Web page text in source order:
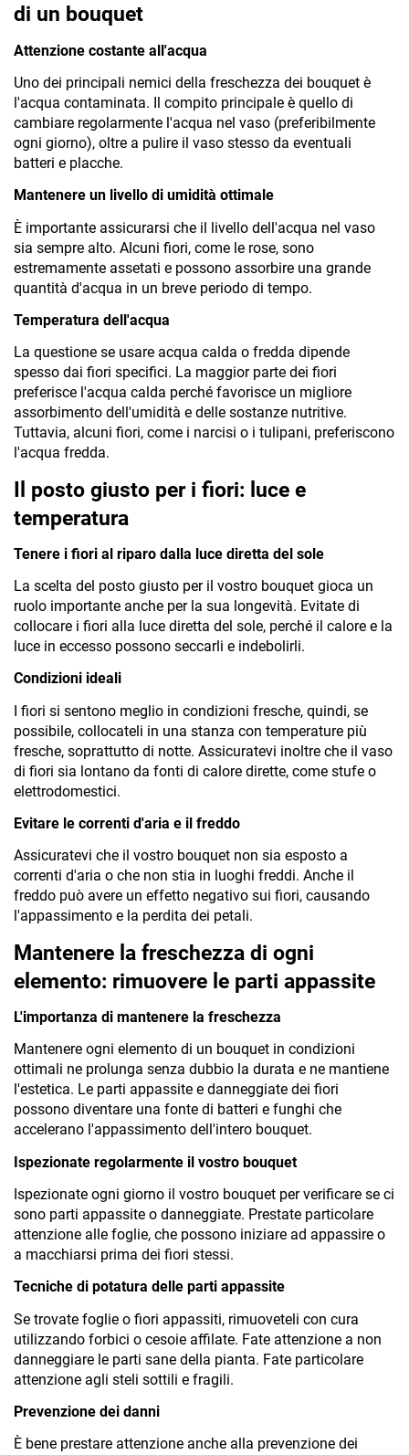
di un bouquet
Attenzione costante all'acqua
Uno dei principali nemici della freschezza dei bouquet è
l'acqua contaminata. Il compito principale è quello di
cambiare regolarmente l'acqua nel vaso (preferibilmente
ogni giorno), oltre a pulire il vaso stesso da eventuali
batteri e placche.
Mantenere un livello di umidità ottimale
È importante assicurarsi che il livello dell'acqua nel vaso
sia sempre alto. Alcuni fiori, come le rose, sono
estremamente assetati e possono assorbire una grande
quantità d'acqua in un breve periodo di tempo.
Temperatura dell'acqua
La questione se usare acqua calda o fredda dipende
spesso dai fiori specifici. La maggior parte dei fiori
preferisce l'acqua calda perché favorisce un migliore
assorbimento dell'umidità e delle sostanze nutritive.
Tuttavia, alcuni fiori, come i narcisi o i tulipani, preferiscono
l'acqua fredda.
Il posto giusto per i fiori: luce e
temperatura
Tenere i fiori al riparo dalla luce diretta del sole
La scelta del posto giusto per il vostro bouquet gioca un
ruolo importante anche per la sua longevità. Evitate di
collocare i fiori alla luce diretta del sole, perché il calore e la
luce in eccesso possono seccarli e indebolirli.
Condizioni ideali
I fiori si sentono meglio in condizioni fresche, quindi, se
possibile, collocateli in una stanza con temperature più
fresche, soprattutto di notte. Assicuratevi inoltre che il vaso
di fiori sia lontano da fonti di calore dirette, come stufe o
elettrodomestici.
Evitare le correnti d'aria e il freddo
Assicuratevi che il vostro bouquet non sia esposto a
correnti d'aria o che non stia in luoghi freddi. Anche il
freddo può avere un effetto negativo sui fiori, causando
l'appassimento e la perdita dei petali.
Mantenere la freschezza di ogni
elemento: rimuovere le parti appassite
L'importanza di mantenere la freschezza
Mantenere ogni elemento di un bouquet in condizioni
ottimali ne prolunga senza dubbio la durata e ne mantiene
l'estetica. Le parti appassite e danneggiate dei fiori
possono diventare una fonte di batteri e funghi che
accelerano l'appassimento dell'intero bouquet.
Ispezionate regolarmente il vostro bouquet
Ispezionate ogni giorno il vostro bouquet per verificare se ci
sono parti appassite o danneggiate. Prestate particolare
attenzione alle foglie, che possono iniziare ad appassire o
a macchiarsi prima dei fiori stessi.
Tecniche di potatura delle parti appassite
Se trovate foglie o fiori appassiti, rimuoveteli con cura
utilizzando forbici o cesoie affilate. Fate attenzione a non
danneggiare le parti sane della pianta. Fate particolare
attenzione agli steli sottili e fragili.
Prevenzione dei danni
È bene prestare attenzione anche alla prevenzione dei